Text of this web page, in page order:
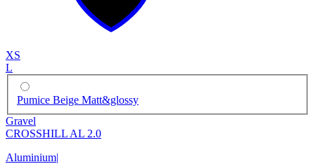
XS
L
Pumice Beige Matt&glossy
Gravel
CROSSHILL AL 2.0
Aluminium|